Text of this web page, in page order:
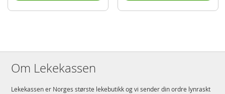
Om Lekekassen
Lekekassen er Norges største lekebutikk og vi sender din ordre lynraskt